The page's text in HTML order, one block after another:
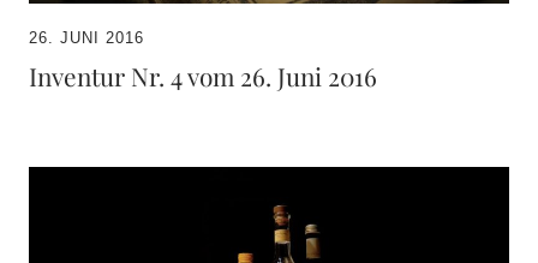
26. JUNI 2016
Inventur Nr. 4 vom 26. Juni 2016